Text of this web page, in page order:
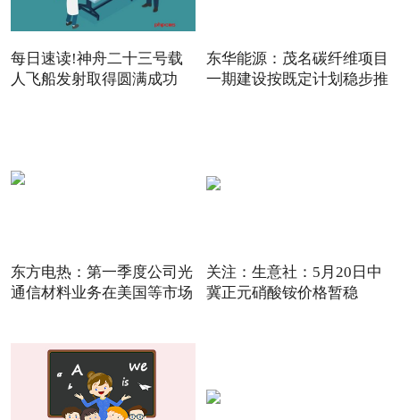
每日速读!神舟二十三号载
人飞船发射取得圆满成功
东华能源：茂名碳纤维项目
一期建设按既定计划稳步推
东方电热：第一季度公司光
通信材料业务在美国等市场
关注：生意社：5月20日中
冀正元硝酸铵价格暂稳